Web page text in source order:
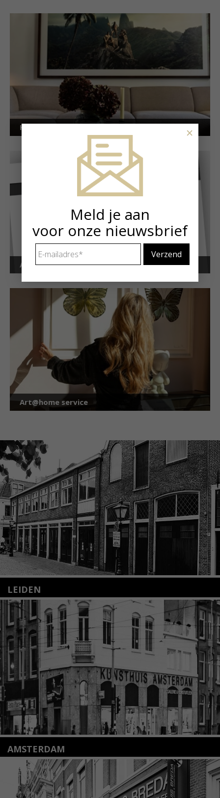
Kunstuitleen voor particulieren
Art Alert!
Art@home service
LEIDEN
Nieuwstraat 35
2312 KA Leiden
+31(0)71 – 52 84 480
info@kunsthuisleiden.nl
Lees meer
AMSTERDAM
Amstelveenseweg 135
1075 VX Amsterdam
+31 (0)20 2332546
info@kunsthuisamsterdam.nl
Meld je aan
voor onze nieuwsbrief
mailadres *
×